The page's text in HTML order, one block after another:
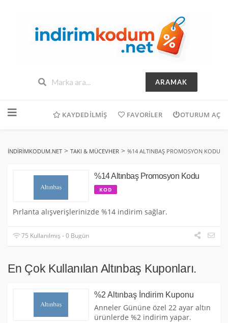
ARAMAK
geç
KAYDEDILMIŞ FAVORILER OTURUM AÇ
INDIRIMKODUM.NET > TAKI & MÜCEVHER > %14 ALTINBAŞ PROMOSYON KODU
%14 Altınbaş Promosyon Kodu
KOD
Pırlanta alışverişlerinizde %14 indirim sağlar.
75 Kullanılmış - 0 Bugün
En Çok Kullanılan Altınbaş Kuponları.
%2 Altınbaş İndirim Kuponu
Anneler Gününe özel 22 ayar altın
ürünlerde %2 indirim yapar.